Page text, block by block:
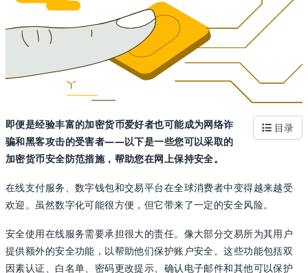
目录
即便是经验丰富的加密货币爱好者也可能成为网络诈
骗和黑客攻击的受害者——以下是一些您可以采取的
加密货币安全防范措施，帮助您在网上保持安全。
在线支付服务、数字钱包和交易平台在全球消费者中变得越来越受
欢迎。虽然数字化可能很方便，但它带来了一定的安全风险。
安全使用在线服务需要承担很大的责任。像大部分交易所为其用户
提供额外的安全功能，以帮助他们保护账户安全。这些功能包括双
因素认证、白名单、密码更改提示、确认电子邮件和其他可以保护